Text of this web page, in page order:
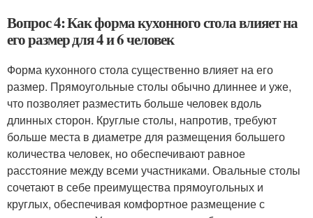
Вопрос 4: Как форма кухонного стола влияет на
его размер для 4 и 6 человек
Форма кухонного стола существенно влияет на его
размер. Прямоугольные столы обычно длиннее и уже,
что позволяет разместить больше человек вдоль
длинных сторон. Круглые столы, напротив, требуют
больше места в диаметре для размещения большего
количества человек, но обеспечивают равное
расстояние между всеми участниками. Овальные столы
сочетают в себе преимущества прямоугольных и
круглых, обеспечивая комфортное размещение с